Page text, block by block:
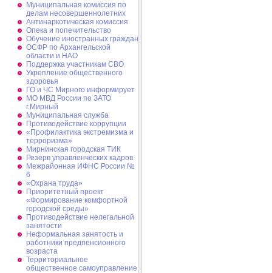
Муниципальная комиссия по
делам несовершеннолетних
Антинаркотическая комиссия
Опека и попечительство
Обучение иностранных граждан
ОСФР по Архангельской
области и НАО
Поддержка участникам СВО
Укрепление общественного
здоровья
ГО и ЧС Мирного информирует
МО МВД России по ЗАТО
г.Мирный
Муниципальная cлужба
Противодействие коррупции
«Профилактика экстремизма и
терроризма»
Мирнинская городская ТИК
Резерв управленческих кадров
Межрайонная ИФНС России №
6
«Охрана труда»
Приоритетный проект
«Формирование комфортной
городской среды»
Противодействие нелегальной
занятости
Неформальная занятость и
работники предпенсионного
возраста
Территориальное
общественное самоуправление